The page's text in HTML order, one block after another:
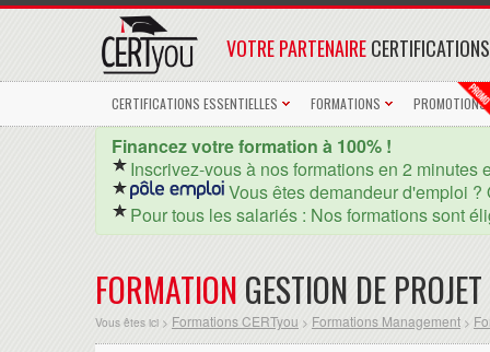
VOTRE PARTENAIRECERTIFICATIONS
CERTIFICATIONS ESSENTIELLES FORMATIONS PROMOTIONS
Financez votre formation à 100% !
Inscrivez-vous à nos formations en 2 minutes
Vous êtes demandeur d'emploi
Pour tous les salariés : Nos formations sont
FORMATION GESTION DE
Vous êtes ici > Formations CERTyou > Formations Management >